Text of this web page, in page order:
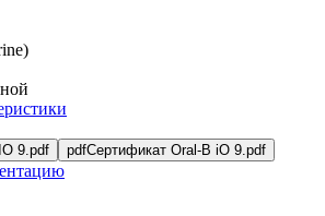
9.pdf pdfСертификат Oral-B iO 9.pdf